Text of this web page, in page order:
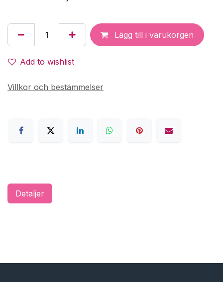
Lägg till i varukorgen
Add to wishlist
Villkor och bestämmelser
Detaljer